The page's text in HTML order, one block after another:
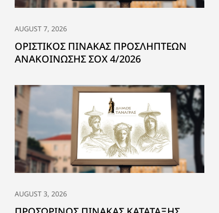
AUGUST 7, 2026
ΟΡΙΣΤΙΚΟΣ ΠΙΝΑΚΑΣ ΠΡΟΣΛΗΠΤΕΩΝ
ΑΝΑΚΟΙΝΩΣΗΣ ΣΟΧ 4/2026
AUGUST 3, 2026